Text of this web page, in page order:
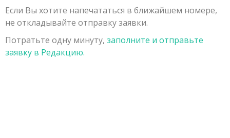
Политика журнала
Порядок рецензирования рукописей, поступивших в
редакцию
Наши авторы
Физико-математические науки
Химические науки
Заявка на публикацию
Контакты
Если Вы хотите напечататься в ближайшем номере,
не откладывайте отправку заявки.
Потратьте одну минуту, заполните и отправьте
заявку в Редакцию.